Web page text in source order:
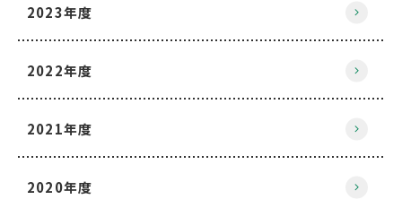
2023年度
2022年度
2021年度
2020年度